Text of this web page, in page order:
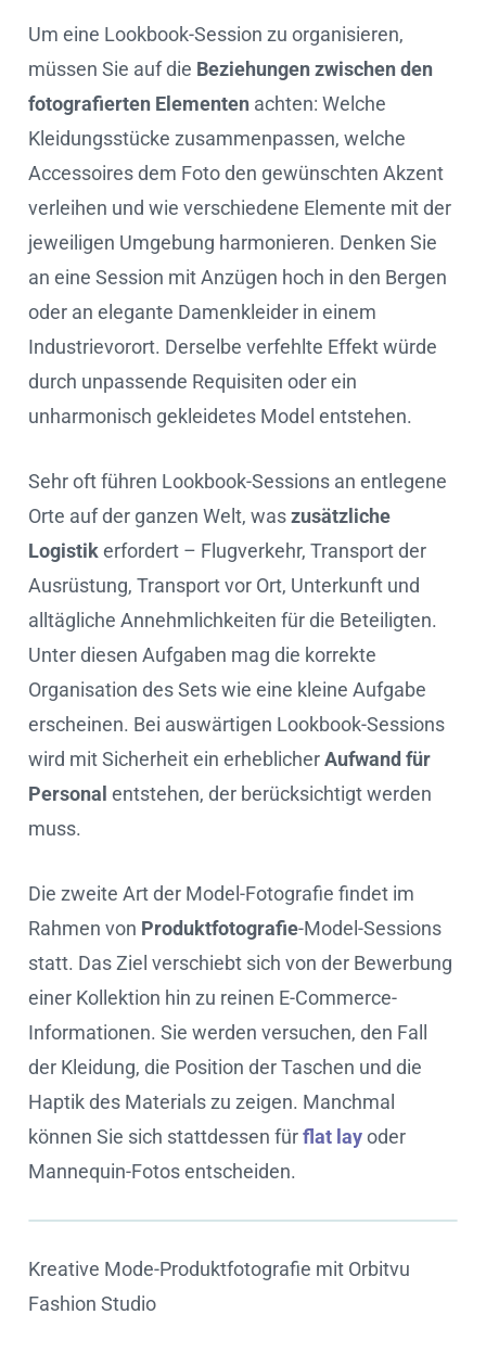
Um eine Lookbook-Session zu organisieren,
müssen Sie auf die Beziehungen zwischen den
fotografierten Elementen achten: Welche
Kleidungsstücke zusammenpassen, welche
Accessoires dem Foto den gewünschten Akzent
verleihen und wie verschiedene Elemente mit der
jeweiligen Umgebung harmonieren. Denken Sie
an eine Session mit Anzügen hoch in den Bergen
oder an elegante Damenkleider in einem
Industrievorort. Derselbe verfehlte Effekt würde
durch unpassende Requisiten oder ein
unharmonisch gekleidetes Model entstehen.
Sehr oft führen Lookbook-Sessions an entlegene
Orte auf der ganzen Welt, waszusätzliche
Logistikerfordert – Flugverkehr, Transport der
Ausrüstung, Transport vor Ort, Unterkunft und
alltägliche Annehmlichkeiten für die Beteiligten.
Unter diesen Aufgaben mag die korrekte
Organisation des Sets wie eine kleine Aufgabe
erscheinen. Bei auswärtigen Lookbook-Sessions
wird mit Sicherheit ein erheblicherAufwand für
Personal entstehen, der berücksichtigt werden
muss.
Die zweite Art der Model-Fotografie findet im
Rahmen von Produktfotografie-Model-Sessions
statt. Das Ziel verschiebt sich von der Bewerbung
einer Kollektion hin zu reinen E-Commerce-
Informationen. Sie werden versuchen, den Fall
der Kleidung, die Position der Taschen und die
Haptik des Materials zu zeigen. Manchmal
können Sie sich stattdessen fürflat layoder
Mannequin-Fotos entscheiden.
Cookie settings
Kreative Mode-Produktfotografie mit Orbitvu
Fashion Studio